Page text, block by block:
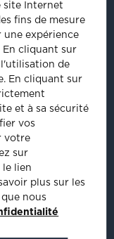
évènements :
site Internet
fins de mesure
une expérience
En cliquant sur
l'utilisation de
En cliquant sur
et à sa sécurité
vos
votre
sur
le lien
plus sur les
nous